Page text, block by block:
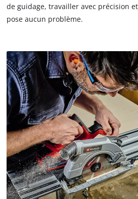
de guidage, travailler avec précision
pose aucun problème.